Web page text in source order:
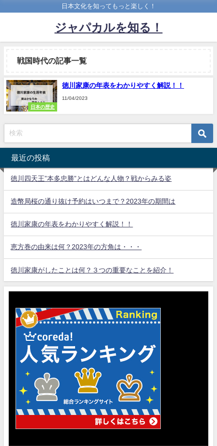
日本文化を知ってもっと楽しく！
ジャパカルを知る！
戦国時代の記事一覧
日本の歴史
徳川家康の年表をわかりやすく解説！！
11/04/2023
最近の投稿
徳川四天王”本多忠勝”とはどんな人物？戦からみる姿
造幣局桜の通り抜け予約はいつまで？2023年の期間は
徳川家康の年表をわかりやすく解説！！
恵方巻の由来は何？2023年の方角は・・・
徳川家康がしたことは何？３つの重要なことを紹介！